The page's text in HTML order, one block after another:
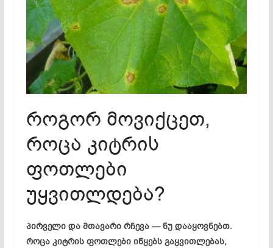
როგორ მოვიქცეთ,
როცა კიტრის
ფოთლები
უყვითლდება?
პირველი და მთავარი რჩევა — ნუ დააყოვნებთ.
როცა კიტრის ფოთლები იწყებს გაყვითლებას,